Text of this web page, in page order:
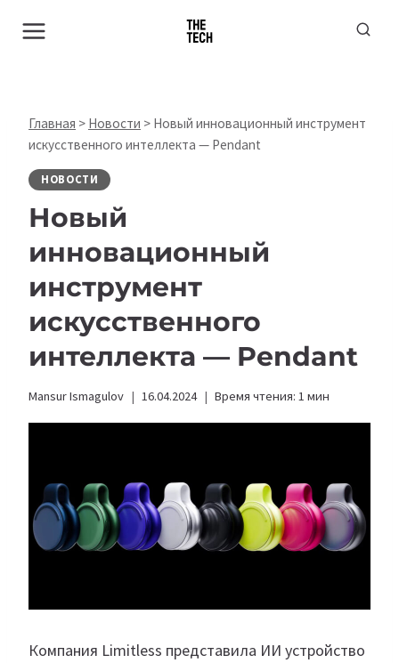
Главная > Новости > Новый инновационный инструмент
искусственного интеллекта — Pendant
НОВОСТИ
Новый
инновационный
инструмент
искусственного
интеллекта — Pendant
Mansur Ismagulov 16.04.2024 Время чтения: 1 мин
Компания Limitless представила ИИ устройство